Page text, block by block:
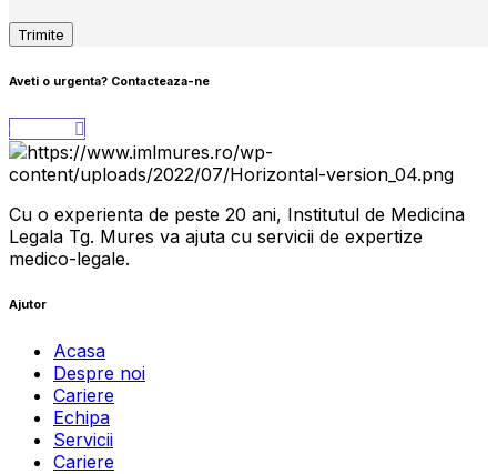
Aveti o urgenta? Contacteaza-ne
Contact
Cu o experienta de peste 20 ani, Institutul de Medicina
Legala Tg. Mures va ajuta cu servicii de expertize
medico-legale.
Ajutor
Acasa
Despre noi
Cariere
Echipa
Servicii
Cariere